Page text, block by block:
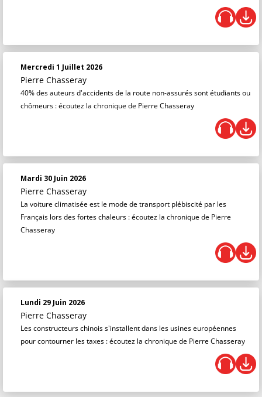
Mercredi 1 Juillet 2026
Pierre Chasseray
40% des auteurs d'accidents de la route non-assurés sont étudiants ou
chômeurs : écoutez la chronique de Pierre Chasseray
Mardi 30 Juin 2026
Pierre Chasseray
La voiture climatisée est le mode de transport plébiscité par les
Français lors des fortes chaleurs : écoutez la chronique de Pierre
Chasseray
Lundi 29 Juin 2026
Pierre Chasseray
Les constructeurs chinois s'installent dans les usines européennes
pour contourner les taxes : écoutez la chronique de Pierre Chasseray